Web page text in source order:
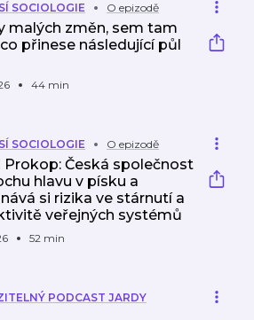
SOCIOLOGIE O epizodě
malých změn, sem tam
přinese následující půl
44 min
SOCIOLOGIE O epizodě
Prokop: Česká společnost
hlavu v písku a
si rizika ve stárnutí a
veřejných systémů
52 min
PODCAST JARDY